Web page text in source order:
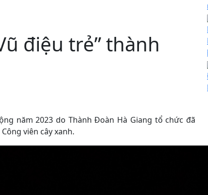
điệu trẻ” thành
năm 2023 do Thành Đoàn Hà Giang tổ chức đã
viên cây xanh.